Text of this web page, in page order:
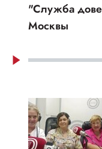
"Служба
Москвы